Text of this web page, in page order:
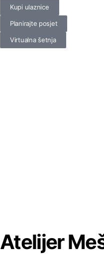
Kupi ulaznice
Planirajte posjet
Virtualna šetnja
Atelijer